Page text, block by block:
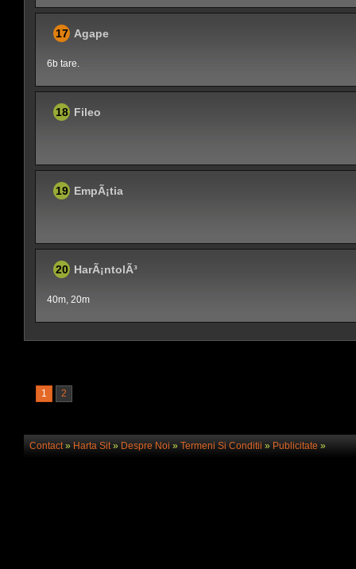
17 Agape
6b tare.
18 Fileo
19 EmpÃ¡tia
20 HarÃ¡ntolÃ³
40m, 20m
1 2
Contact» Harta Sit» Despre Noi » Termeni Si Conditii » Publicitate»